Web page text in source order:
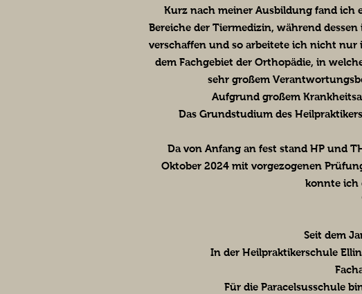
Kurz nach meiner Ausbildung fand ich
Bereiche der Tiermedizin, während
verschaffen und so arbeitete ich nicht
dem Fachgebiet der Orthopädie, in
sehr großem
Aufgrund großem
Das Grundstudium des
Da von Anfang an fest stand HP und
Oktober 2024 mit vorgezogenen
konnte ich
Seit dem
In der Heilpraktikerschule
Für die Paracelsusschule